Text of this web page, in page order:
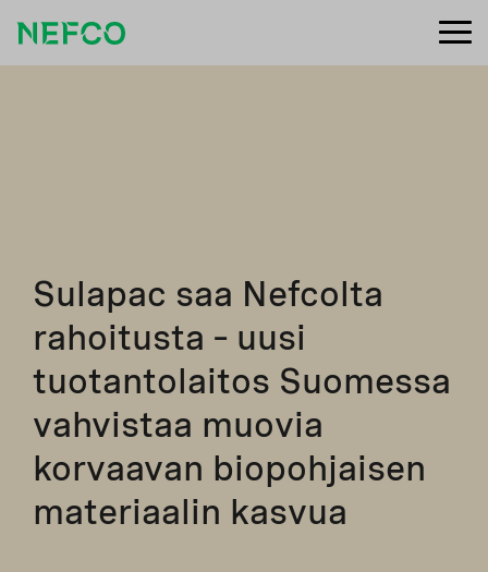
Sulapac saa Nefcolta
rahoitusta – uusi
tuotantolaitos Suomessa
vahvistaa muovia
korvaavan biopohjaisen
materiaalin kasvua